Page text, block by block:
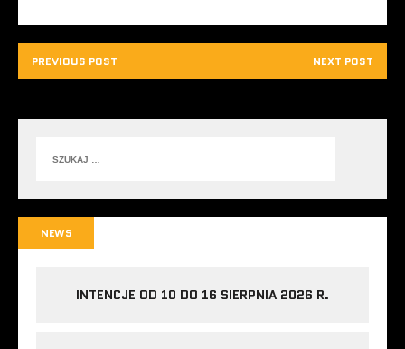
PREVIOUS POST NEXT POST
NEWS
INTENCJE OD 10 DO 16 SIERPNIA 2026 R.